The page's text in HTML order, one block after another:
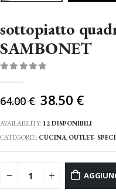
sottopiatto
SAMBONET
64.00€ Il
originale
era:
64.00 €.
38.50 €
AVAILABILITY: 12 DISPONIBILI
CATEGORIE: CUCINA, OUTLET-